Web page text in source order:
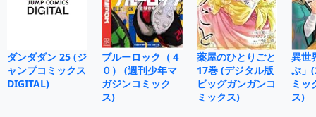
ダンダダン 25 (ジ
ャンプコミックス
DIGITAL)
ブルーロック（４
０） (週刊少年マ
ガジンコミック
ス)
薬屋のひとりごと
17巻 (デジタル版
ビッグガンガンコ
ミックス)
異世
ぶ」
ミッ
ス)